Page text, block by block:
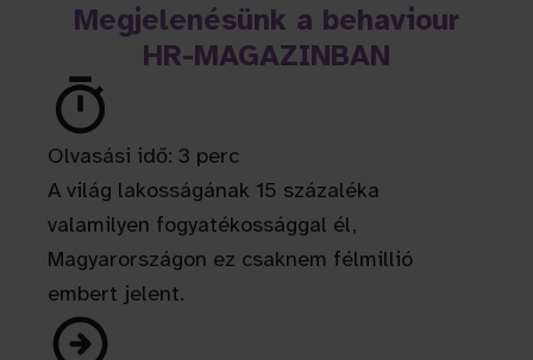
Megjelenésünk a behaviour
HR-MAGAZINBAN
Olvasási idő: 3 perc
A világ lakosságának 15 százaléka
valamilyen fogyatékossággal él,
Magyarországon ez csaknem félmillió
embert jelent.